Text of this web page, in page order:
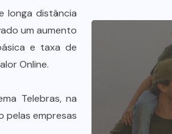
longa distância
um aumento
e taxa de
Online.
Telebras, na
pelas empresas